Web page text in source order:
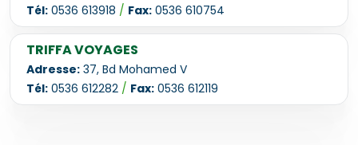
Tél: 0536 613918 / Fax: 0536 610754
TRIFFA VOYAGES
Adresse: 37, Bd Mohamed V
Tél: 0536 612282 / Fax: 0536 612119